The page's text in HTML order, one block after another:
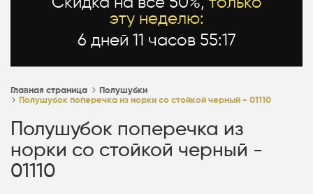
эту неделю:
6 дней 11 часов 55:16
Главная страница
Полушубки
Полушубок поперечка из норки со стойкой черный - 01110
Полушубок поперечка из
норки со стойкой черный -
01110